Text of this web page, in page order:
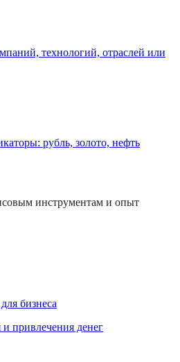
технологий, отраслей или
рубль, золото, нефть
инструментам и опыт
бизнеса
привлечения денег